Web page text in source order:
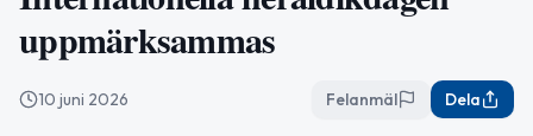
uppmärksammas
10 juni 2026 Felanmäl Dela